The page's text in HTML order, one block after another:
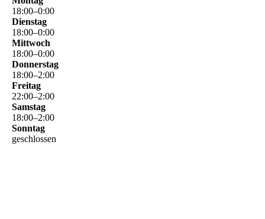
18:00–0:00
Dienstag
18:00–0:00
Mittwoch
18:00–0:00
Donnerstag
18:00–2:00
Freitag
22:00–2:00
Samstag
18:00–2:00
Sonntag
geschlossen